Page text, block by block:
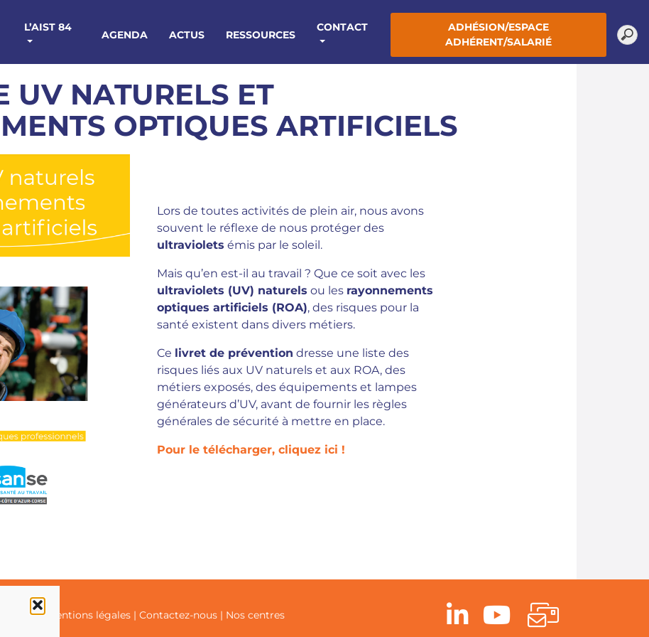
L’AIST 84
AGENDA ACTUS RESSOURCES
CONTACT
ADHÉSION/ESPACE
ADHÉRENT/SALARIÉ
UV NATURELS ET
OPTIQUES ARTIFICIELS
Lors de toutes activités de plein air, nous avons
souvent le réflexe de nous protéger des
ultraviolets émis par le soleil.
Mais qu’en est-il au travail ? Que ce soit avec les
ultraviolets (UV) naturels ou les rayonnements
optiques artificiels (ROA), des risques pour la
santé existent dans divers métiers.
Ce livret de prévention dresse une liste des
risques liés aux UV naturels et aux ROA, des
métiers exposés, des équipements et lampes
générateurs d’UV, avant de fournir les règles
générales de sécurité à mettre en place.
Pour le télécharger, cliquez ici !
| Mentions légales | Contactez-nous | Nos centres